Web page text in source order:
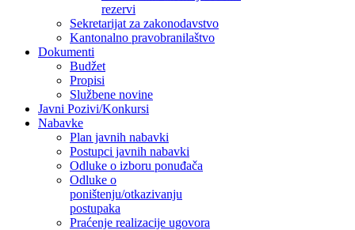
rezervi
Sekretarijat za zakonodavstvo
Kantonalno pravobranilaštvo
Dokumenti
Budžet
Propisi
Službene novine
Javni Pozivi/Konkursi
Nabavke
Plan javnih nabavki
Postupci javnih nabavki
Odluke o izboru ponuđača
Odluke o
poništenju/otkazivanju
postupaka
Praćenje realizacije ugovora